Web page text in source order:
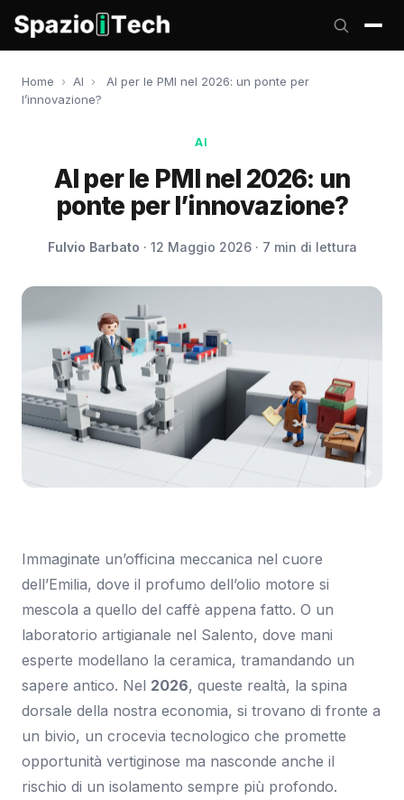
Home › AI ›
AI per le PMI nel 2026: un ponte per
l’innovazione?
AI
AI per le PMI nel 2026: un
ponte per l’innovazione?
Fulvio Barbato · 12 Maggio 2026 · 7 min di lettura
Immaginate un’officina meccanica nel cuore
dell’Emilia, dove il profumo dell’olio motore si
mescola a quello del caffè appena fatto. O un
laboratorio artigianale nel Salento, dove mani
esperte modellano la ceramica, tramandando un
sapere antico. Nel 2026, queste realtà, la spina
dorsale della nostra economia, si trovano di fronte a
un bivio, un crocevia tecnologico che promette
opportunità vertiginose ma nasconde anche il
rischio di un isolamento sempre più profondo.